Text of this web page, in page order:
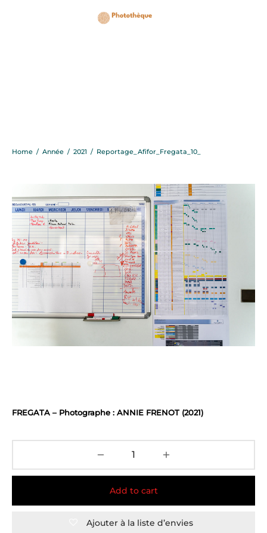
Home / Année / 2021 / Reportage_Afifor_Fregata_10_
FREGATA – Photographe : ANNIE FRENOT (2021)
Add to cart
Ajouter à la liste d’envies